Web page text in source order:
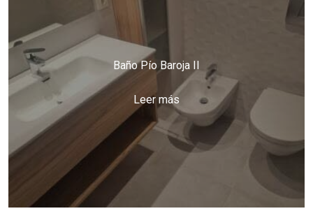
Baño Pío Baroja II
Leer más